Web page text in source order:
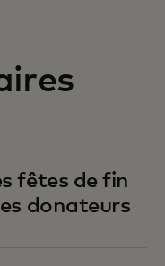
fêtes de fin
donateurs